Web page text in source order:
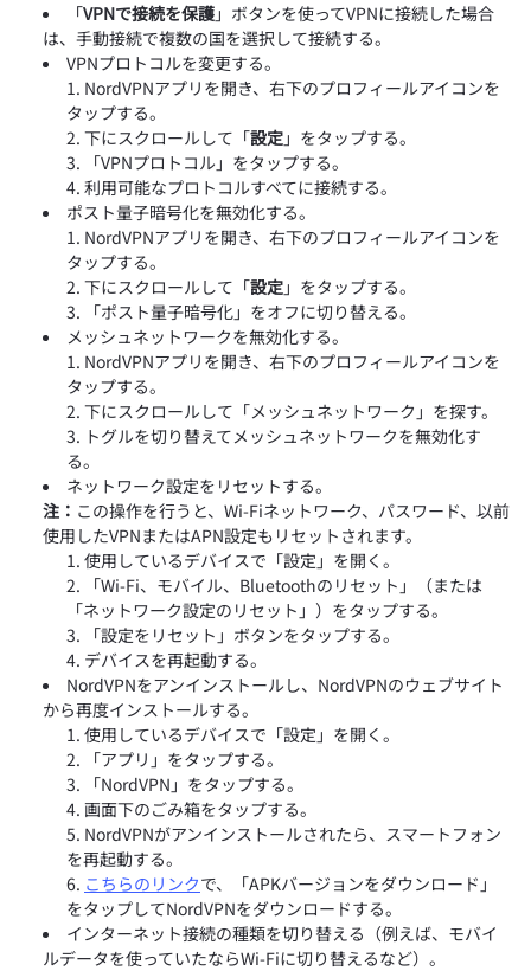
「VPNで接続を保護」ボタンを使ってVPNに接続した場合
は、手動接続で複数の国を選択して接続する。
VPNプロトコルを変更する。
NordVPNアプリを開き、右下のプロフィールアイコンを
タップする。
下にスクロールして「設定」をタップする。
「VPNプロトコル」をタップする。
利用可能なプロトコルすべてに接続する。
ポスト量子暗号化を無効化する。
NordVPNアプリを開き、右下のプロフィールアイコンを
タップする。
下にスクロールして「設定」をタップする。
「ポスト量子暗号化」をオフに切り替える。
メッシュネットワークを無効化する。
NordVPNアプリを開き、右下のプロフィールアイコンを
タップする。
下にスクロールして「メッシュネットワーク」を探す。
トグルを切り替えてメッシュネットワークを無効化す
る。
ネットワーク設定をリセットする。
注： この操作を行うと、Wi-Fiネットワーク、パスワード、以前
使用したVPNまたはAPN設定もリセットされます。
使用しているデバイスで「設定」を開く。
「Wi-Fi、モバイル、Bluetoothのリセット」（または
「ネットワーク設定のリセット」）をタップする。
「設定をリセット」ボタンをタップする。
デバイスを再起動する。
NordVPNをアンインストールし、NordVPNのウェブサイト
から再度インストールする。
使用しているデバイスで「設定」を開く。
「アプリ」をタップする。
「NordVPN」をタップする。
画面下のごみ箱をタップする。
NordVPNがアンインストールされたら、スマートフォン
を再起動する。
こちらのリンクで、「APKバージョンをダウンロード」
をタップしてNordVPNをダウンロードする。
インターネット接続の種類を切り替える（例えば、モバイ
ルデータを使っていたならWi-Fiに切り替えるなど）。